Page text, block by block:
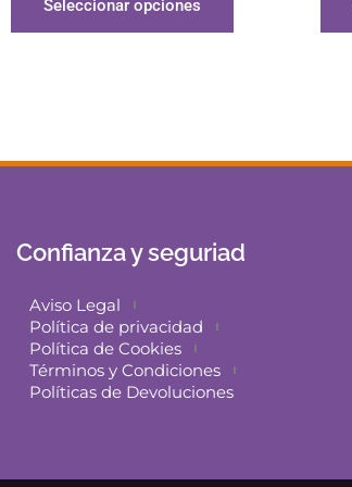
Seleccionar opciones
Confianza y seguriad
Aviso Legal
Política de privacidad
Política de Cookies
Términos y Condiciones
Políticas de Devoluciones